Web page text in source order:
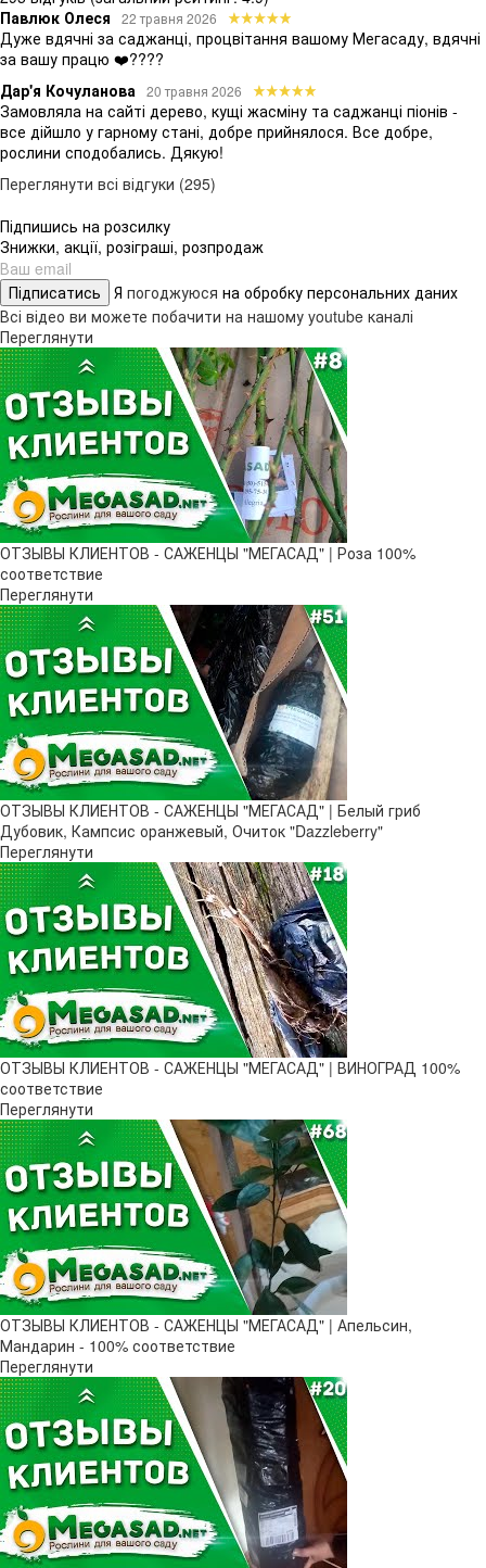
Павлюк Олеся
22 травня 2026
Дуже вдячні за саджанці, процвітання вашому Мегасаду, вдячні
за вашу працю ❤️????
Дар'я Кочуланова 20 травня 2026
Замовляла на сайті дерево, кущі жасміну та саджанці піонів -
все дійшло у гарному стані, добре прийнялося. Все добре,
рослини сподобались. Дякую!
Переглянути всі відгуки (295)
Підпишись на розсилку
Знижки, акції, розіграші, розпродаж
Підписатись Я погоджуюся на обробку персональних даних
Всі відео ви можете побачити на нашому youtube каналі
Переглянути
ОТЗЫВЫ КЛИЕНТОВ - САЖЕНЦЫ "МЕГАСАД" | Роза 100%
соответствие
Переглянути
ОТЗЫВЫ КЛИЕНТОВ - САЖЕНЦЫ "МЕГАСАД" | Белый гриб
Дубовик, Кампсис оранжевый, Очиток "Dazzleberry"
Переглянути
ОТЗЫВЫ КЛИЕНТОВ - САЖЕНЦЫ "МЕГАСАД" | ВИНОГРАД 100%
соответствие
Переглянути
ОТЗЫВЫ КЛИЕНТОВ - САЖЕНЦЫ "МЕГАСАД" | Апельсин,
Мандарин - 100% соответствие
Переглянути